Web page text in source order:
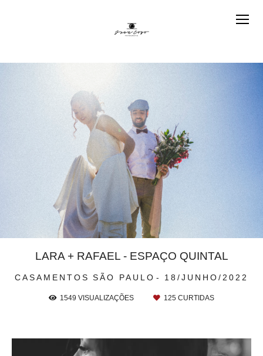
CASAMENTOS SÃO PAULO 18/JUNHO/2022
LARA + RAFAEL - ESPAÇO QUINTAL
1549 VISUALIZAÇÕES 125 CURTIDAS